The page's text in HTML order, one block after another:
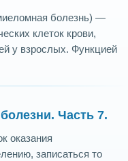
болезнь) —
клеток крови,
у взрослых. Функцией
Часть 7.
оказания
записаться то